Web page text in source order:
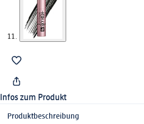
Infos zum Produkt
Produktbeschreibung